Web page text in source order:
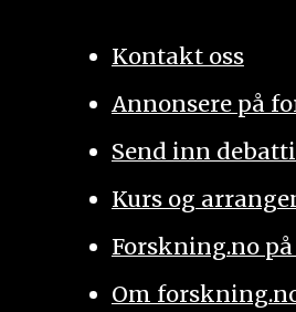
Kontakt oss
Annonsere på
Send inn
Kurs og
Forskning.no
Om